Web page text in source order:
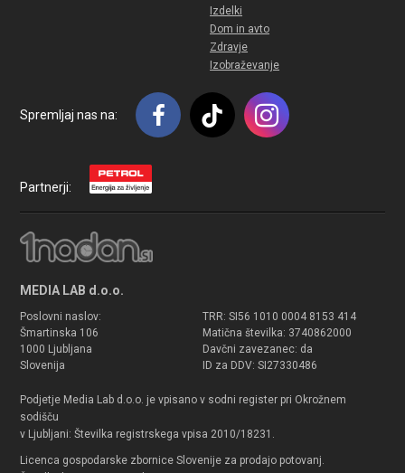
Izdelki
Dom in avto
Zdravje
Izobraževanje
Spremljaj nas na:
Partnerji:
MEDIA LAB d.o.o.
Poslovni naslov:
Šmartinska 106
1000 Ljubljana
Slovenija
TRR: SI56 1010 0004 8153 414
Matična številka: 3740862000
Davčni zavezanec: da
ID za DDV: SI27330486
Podjetje Media Lab d.o.o. je vpisano v sodni register pri Okrožnem
sodišču
v Ljubljani: Številka registrskega vpisa 2010/18231.
Licenca gospodarske zbornice Slovenije za prodajo potovanj.